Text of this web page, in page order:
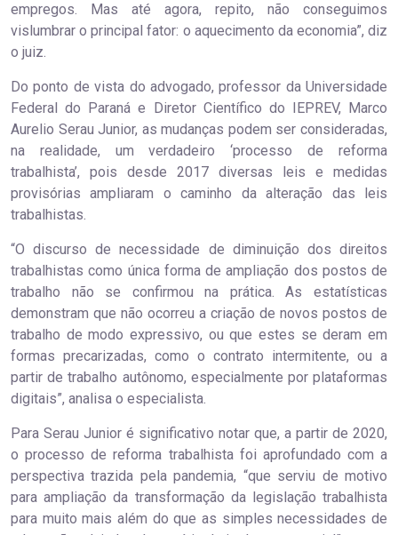
empregos. Mas até agora, repito, não conseguimos
vislumbrar o principal fator: o aquecimento da economia”, diz
o juiz.
Do ponto de vista do advogado, professor da Universidade
Federal do Paraná e Diretor Científico do IEPREV, Marco
Aurelio Serau Junior, as mudanças podem ser consideradas,
na realidade, um verdadeiro ‘processo de reforma
trabalhista’, pois desde 2017 diversas leis e medidas
provisórias ampliaram o caminho da alteração das leis
trabalhistas.
“O discurso de necessidade de diminuição dos direitos
trabalhistas como única forma de ampliação dos postos de
trabalho não se confirmou na prática. As estatísticas
demonstram que não ocorreu a criação de novos postos de
trabalho de modo expressivo, ou que estes se deram em
formas precarizadas, como o contrato intermitente, ou a
partir de trabalho autônomo, especialmente por plataformas
digitais”, analisa o especialista.
Para Serau Junior é significativo notar que, a partir de 2020,
o processo de reforma trabalhista foi aprofundado com a
perspectiva trazida pela pandemia, “que serviu de motivo
para ampliação da transformação da legislação trabalhista
para muito mais além do que as simples necessidades de